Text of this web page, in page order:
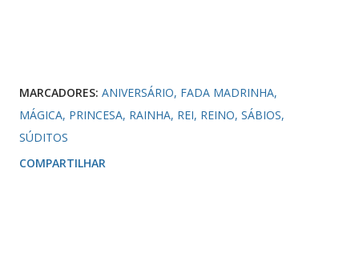
MARCADORES: ANIVERSÁRIO FADA MADRINHA
MÁGICA PRINCESA RAINHA REI REINO SÁBIOS
SÚDITOS
COMPARTILHAR